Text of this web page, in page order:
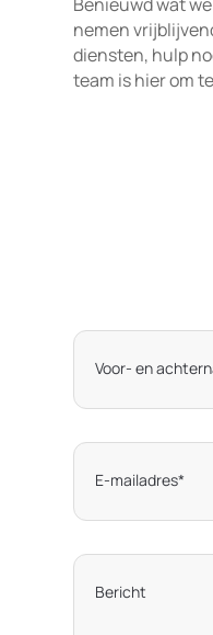
nemen
diensten, hulp
team is hier om
Voor- en
E-mailadres*
Bericht